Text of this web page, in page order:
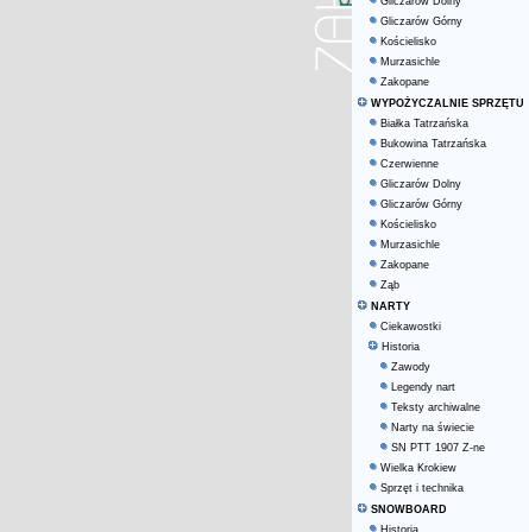
Gliczarów Górny
Kościelisko
Murzasichle
Zakopane
WYPOŻYCZALNIE SPRZĘTU
Białka Tatrzańska
Bukowina Tatrzańska
Czerwienne
Gliczarów Dolny
Gliczarów Górny
Kościelisko
Murzasichle
Zakopane
Ząb
NARTY
Ciekawostki
Historia
Zawody
Legendy nart
Teksty archiwalne
Narty na świecie
SN PTT 1907 Z-ne
Wielka Krokiew
Sprzęt i technika
SNOWBOARD
Historia